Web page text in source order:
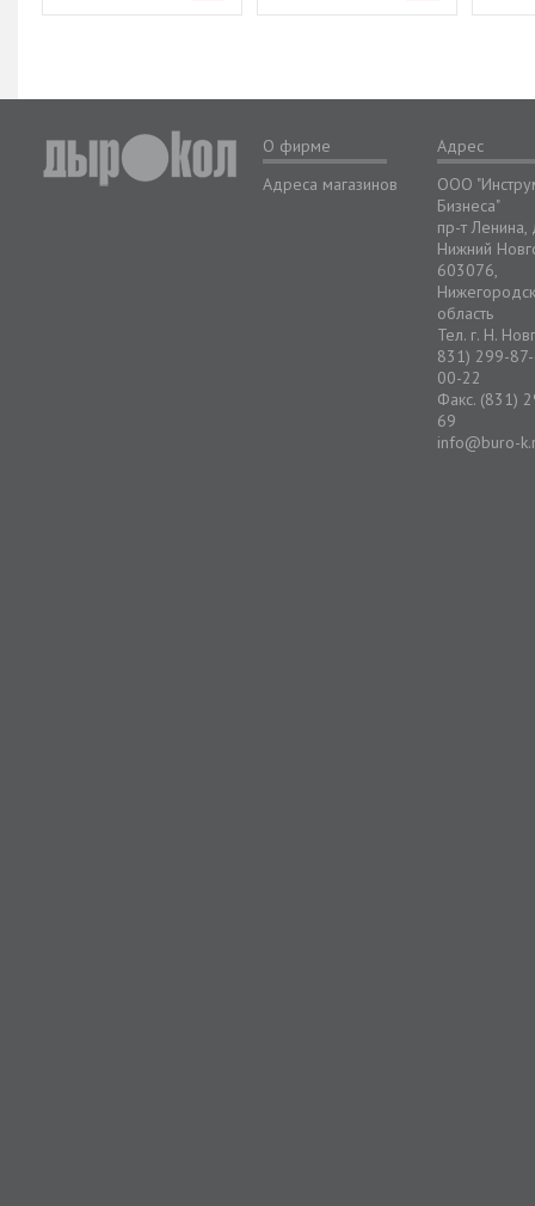
О фирме
Адреса магазинов
Адрес
ООО
Бизнеса"
пр-т
Нижний
603076,
область
Тел. г. Н.
831) 299-
00-22
Факс. (831)
69
info@buro-